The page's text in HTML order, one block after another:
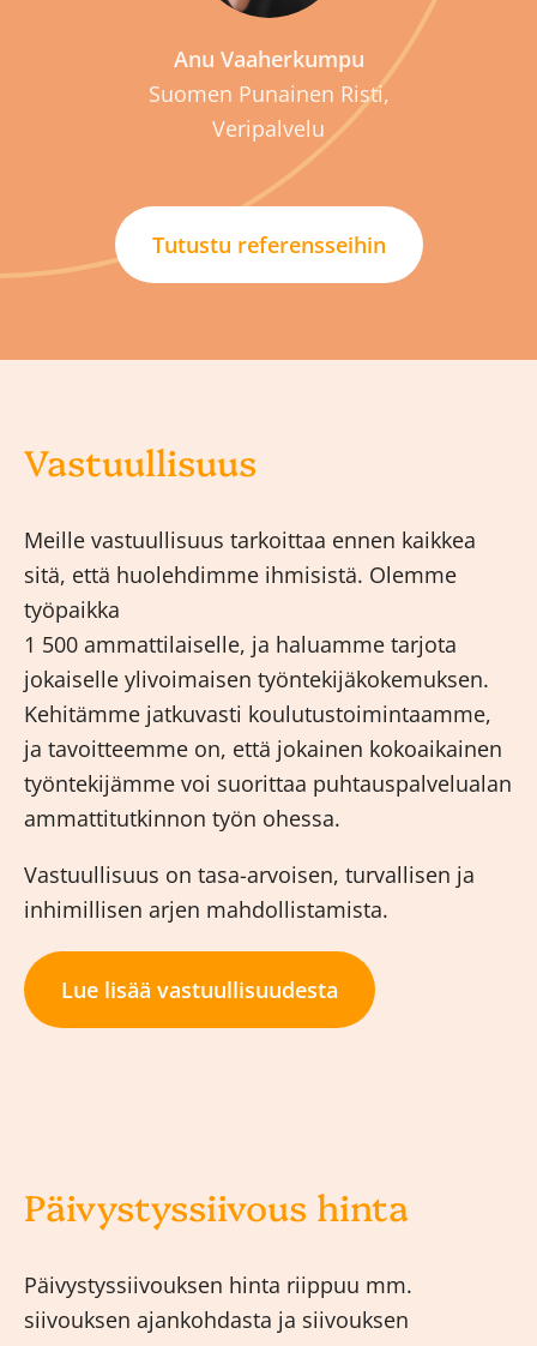
Anu Vaaherkumpu
Suomen Punainen Risti,
Veripalvelu
Tutustu referensseihin
Vastuullisuus
Meille vastuullisuus tarkoittaa ennen kaikkea
sitä, että huolehdimme ihmisistä. Olemme
työpaikka
1 500 ammattilaiselle, ja haluamme tarjota
jokaiselle ylivoimaisen työntekijäkokemuksen.
Kehitämme jatkuvasti koulutustoimintaamme,
ja tavoitteemme on, että jokainen kokoaikainen
työntekijämme voi suorittaa puhtauspalvelualan
ammattitutkinnon työn ohessa.
Vastuullisuus on tasa-arvoisen, turvallisen ja
inhimillisen arjen mahdollistamista.
Lue lisää vastuullisuudesta
Päivystyssiivous hinta
Päivystyssiivouksen hinta riippuu mm.
siivouksen ajankohdasta ja siivouksen